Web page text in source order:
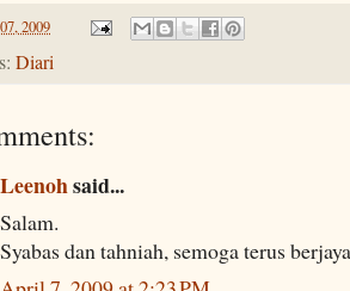
2009
Diari
Leenohsaid...
Salam.
Syabas dan tahniah, semoga terus